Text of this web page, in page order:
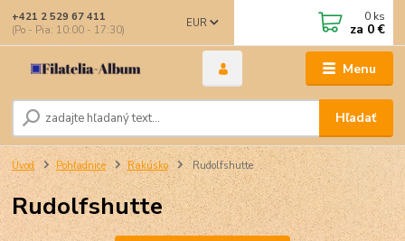
Menu
EUR
Hľadať
+421 2 529 67 411
(Po - Pia: 10:00 - 17:30)
0 ks
za 0 €
Úvod Pohľadnice Rakúsko Rudolfshutte
Rudolfshutte